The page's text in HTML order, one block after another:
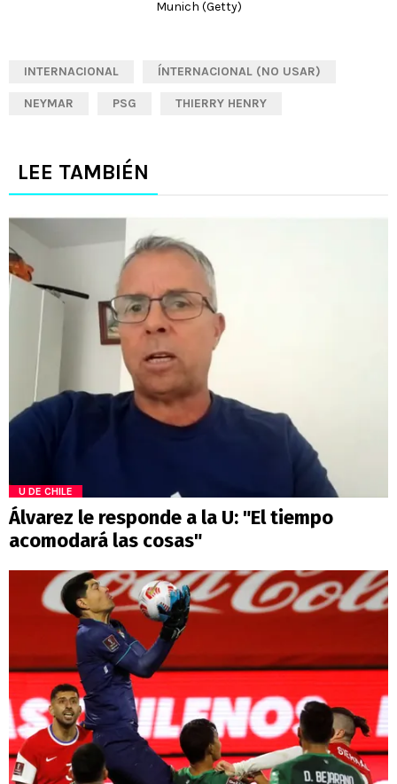
Munich (Getty)
INTERNACIONAL ÍNTERNACIONAL (NO USAR)
NEYMAR PSG THIERRY HENRY
LEE TAMBIÉN
U DE CHILE
Álvarez le responde a la U: "El tiempo
acomodará las cosas"